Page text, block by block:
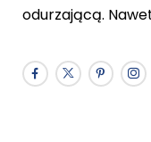
odurzającą.